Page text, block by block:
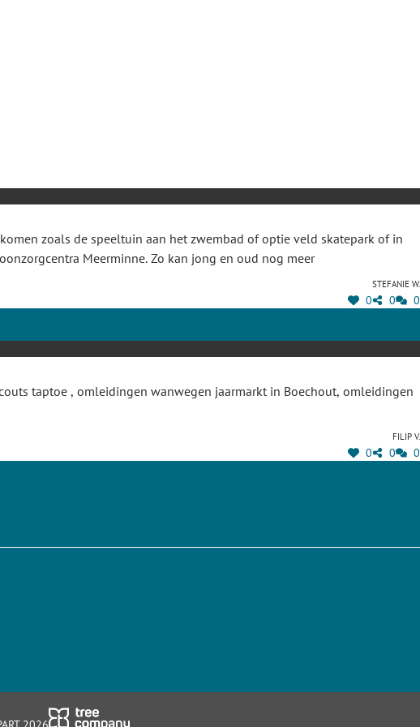
zoals de speeltuin aan het zwembad of optie veld skatepark of in
Meerminne. Zo kan jong en oud nog meer
Stefanie W.
0 0 0
taptoe , omleidingen wanwegen jaarmarkt in Boechout, omleidingen
Filip V.
0 0 0